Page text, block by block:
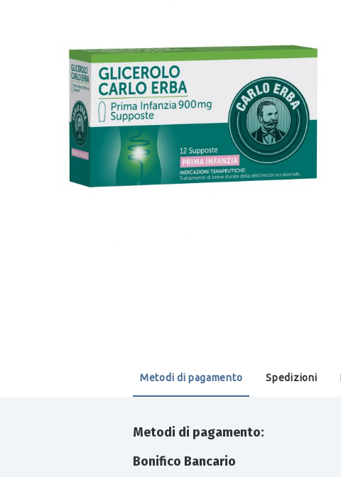
Metodi di pagamento Spedizioni
Metodi di pagamento:
Bonifico Bancario